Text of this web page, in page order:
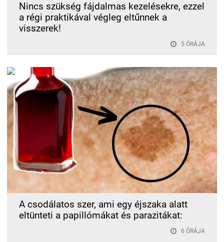
Nincs szükség fájdalmas kezelésekre, ezzel
a régi praktikával végleg eltűnnek a
visszerek!
5 ÓRÁJA
A csodálatos szer, ami egy éjszaka alatt
eltünteti a papillómákat és parazitákat:
6 ÓRÁJA